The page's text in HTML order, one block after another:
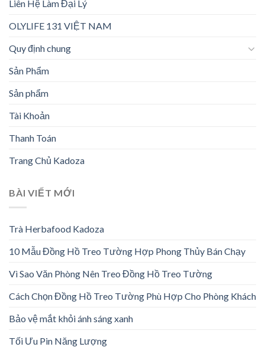
Liên Hệ Làm Đại Lý
OLYLIFE 131 VIỆT NAM
Quy định chung
Sản Phẩm
Sản phẩm
Tài Khoản
Thanh Toán
Trang Chủ Kadoza
BÀI VIẾT MỚI
Trà Herbafood Kadoza
10 Mẫu Đồng Hồ Treo Tường Hợp Phong Thủy Bán Chạy
Vì Sao Văn Phòng Nên Treo Đồng Hồ Treo Tường
Cách Chọn Đồng Hồ Treo Tường Phù Hợp Cho Phòng Khách
Bảo vệ mắt khỏi ánh sáng xanh
Tối Ưu Pin Năng Lượng